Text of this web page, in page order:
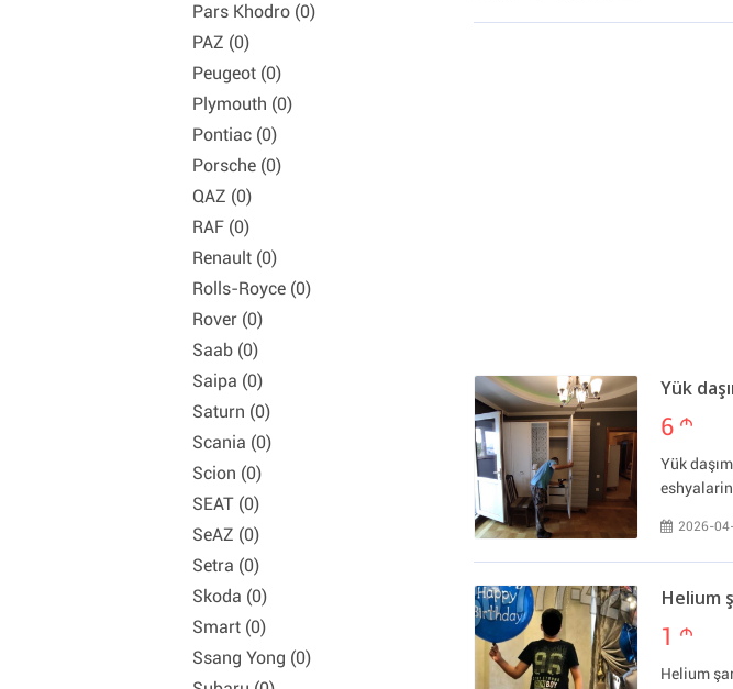
Pars Khodro (0)
PAZ (0)
Peugeot (0)
Plymouth (0)
Pontiac (0)
Porsche (0)
QAZ (0)
RAF (0)
Renault (0)
Rolls-Royce (0)
Rover (0)
Saab (0)
Saipa (0)
Saturn (0)
Scania (0)
Scion (0)
SEAT (0)
SeAZ (0)
Setra (0)
Skoda (0)
Smart (0)
Ssang Yong (0)
Yük
6 m
Yük
2026-
Helium
1 m
Helium